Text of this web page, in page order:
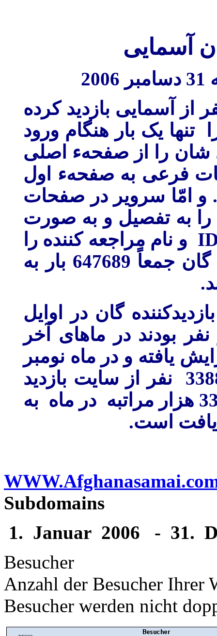
آسمايی
گذشته جمعاً 226171 نفر از آسمايی بازديد کرده
تنها يک بار هنگام ورود
شان را از صفحهء اصلی
فرعی به صفحهء اول
و امّا سروير در صفحات
را به تفصيل و به صورت
و نام مراجعه کننده را
گان جمعاً 647689 بار به
گان در اوايل
ین 10 تا 15 هزار نفر بودند در ماهای آخر
يافته و در ماه نومبر
29899 نفر و در ماه دسمبر33887 نفر از سايت بازديد
نموده و شمار مراجعات هم از 33 هزار مراتبه در ماه به
Subdomains
1. Januar 2006 - 31.
Besucher
Anzahl der Besucher Ihrer
Besucher werden nicht